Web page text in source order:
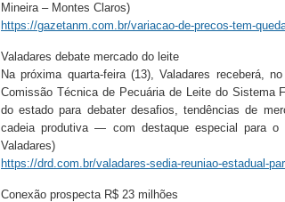
Mineira – Montes Claros)
https://gazetanm.com.br/variacao-de-precos-tem-
Valadares debate mercado do leite
Na próxima quarta-feira (13), Valadares receberá,
Comissão Técnica de Pecuária de Leite do Sistema
do estado para debater desafios, tendências de
cadeia produtiva — com destaque especial para
Valadares)
https://drd.com.br/valadares-sedia-reuniao-estadual-
Conexão prospecta R$ 23 milhões